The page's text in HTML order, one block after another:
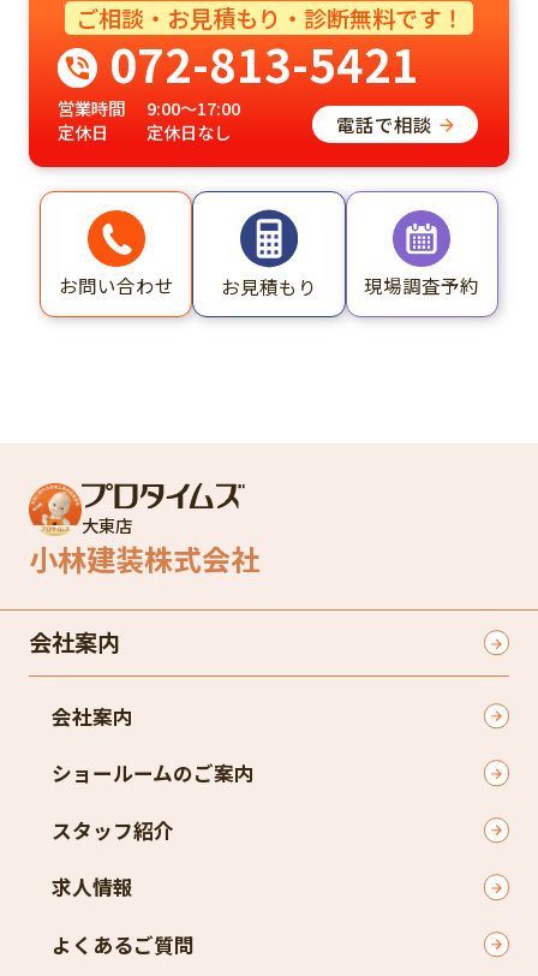
ご相談・お見積もり・診断無料です！
072-813-5421
営業時間
9:00～17:00
定休日
定休日なし 電話で相談
お問い合わせ お見積もり 現場調査予約
大東店
小林建装株式会社
会社案内
会社案内
ショールームのご案内
スタッフ紹介
求人情報
よくあるご質問